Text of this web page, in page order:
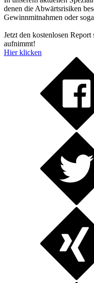
denen die Abwärtsrisiken
Gewinnmitnahmen oder
Jetzt den kostenlosen
aufnimmt!
Hier klicken